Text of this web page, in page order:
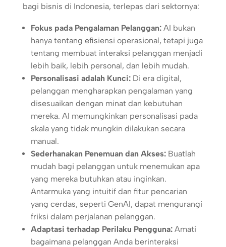
bagi bisnis di Indonesia, terlepas dari sektornya:
Fokus pada Pengalaman Pelanggan:AI bukan
hanya tentang efisiensi operasional, tetapi juga
tentang membuat interaksi pelanggan menjadi
lebih baik, lebih personal, dan lebih mudah.
Personalisasi adalah Kunci:Di era digital,
pelanggan mengharapkan pengalaman yang
disesuaikan dengan minat dan kebutuhan
mereka. AI memungkinkan personalisasi pada
skala yang tidak mungkin dilakukan secara
manual.
Sederhanakan Penemuan dan Akses:Buatlah
mudah bagi pelanggan untuk menemukan apa
yang mereka butuhkan atau inginkan.
Antarmuka yang intuitif dan fitur pencarian
yang cerdas, seperti GenAI, dapat mengurangi
friksi dalam perjalanan pelanggan.
Adaptasi terhadap Perilaku Pengguna:Amati
bagaimana pelanggan Anda berinteraksi